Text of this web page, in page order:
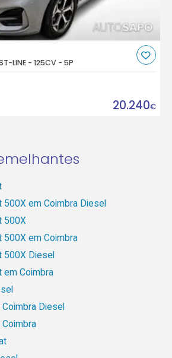
LINE - 125CV - 5P
20.240€
em Coimbra Diesel
500X
500X em Coimbra
500X Diesel
em Coimbra
Diesel